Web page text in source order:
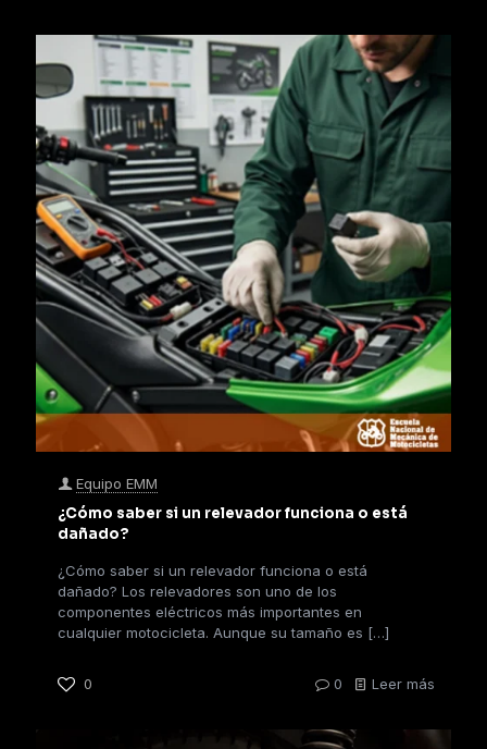
Equipo EMM
¿Cómo saber si un relevador funciona o está
dañado?
¿Cómo saber si un relevador funciona o está
dañado? Los relevadores son uno de los
componentes eléctricos más importantes en
cualquier motocicleta. Aunque su tamaño es […]
0 0 Leer más